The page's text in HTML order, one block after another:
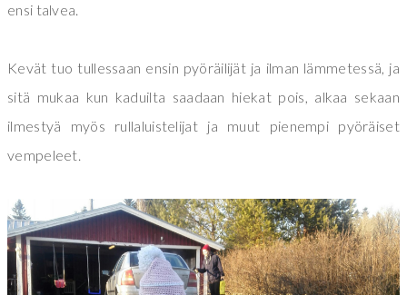
ensi talvea.
Kevät tuo tullessaan ensin pyöräilijät ja ilman lämmetessä, ja
sitä mukaa kun kaduilta saadaan hiekat pois, alkaa sekaan
ilmestyä myös rullaluistelijat ja muut pienempi pyöräiset
vempeleet.